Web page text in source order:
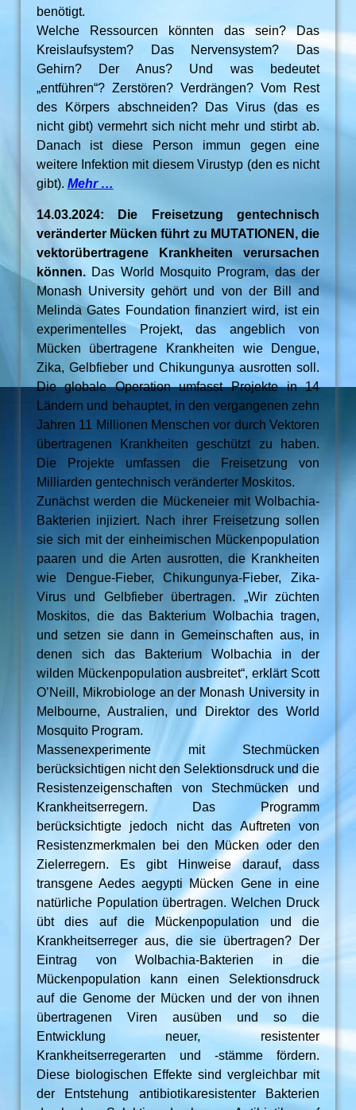
benötigt.
Welche Ressourcen könnten das sein? Das
Kreislaufsystem? Das Nervensystem? Das
Gehirn? Der Anus? Und was bedeutet
„entführen“? Zerstören? Verdrängen? Vom Rest
des Körpers abschneiden? Das Virus (das es
nicht gibt) vermehrt sich nicht mehr und stirbt ab.
Danach ist diese Person immun gegen eine
weitere Infektion mit diesem Virustyp (den es nicht
gibt). Mehr …
14.03.2024: Die Freisetzung gentechnisch
veränderter Mücken führt zu MUTATIONEN, die
vektorübertragene Krankheiten verursachen
können. Das World Mosquito Program, das der
Monash University gehört und von der Bill and
Melinda Gates Foundation finanziert wird, ist ein
experimentelles Projekt, das angeblich von
Mücken übertragene Krankheiten wie Dengue,
Zika, Gelbfieber und Chikungunya ausrotten soll.
Die globale Operation umfasst Projekte in 14
Ländern und behauptet, in den vergangenen zehn
Jahren 11 Millionen Menschen vor durch Vektoren
übertragenen Krankheiten geschützt zu haben.
Die Projekte umfassen die Freisetzung von
Milliarden gentechnisch veränderter Moskitos.
Zunächst werden die Mückeneier mit Wolbachia-
Bakterien injiziert. Nach ihrer Freisetzung sollen
sie sich mit der einheimischen Mückenpopulation
paaren und die Arten ausrotten, die Krankheiten
wie Dengue-Fieber, Chikungunya-Fieber, Zika-
Virus und Gelbfieber übertragen. „Wir züchten
Moskitos, die das Bakterium Wolbachia tragen,
und setzen sie dann in Gemeinschaften aus, in
denen sich das Bakterium Wolbachia in der
wilden Mückenpopulation ausbreitet“, erklärt Scott
O’Neill, Mikrobiologe an der Monash University in
Melbourne, Australien, und Direktor des World
Mosquito Program.
Massenexperimente mit Stechmücken
berücksichtigen nicht den Selektionsdruck und die
Resistenzeigenschaften von Stechmücken und
Krankheitserregern. Das Programm
berücksichtigte jedoch nicht das Auftreten von
Resistenzmerkmalen bei den Mücken oder den
Zielerregern. Es gibt Hinweise darauf, dass
transgene Aedes aegypti Mücken Gene in eine
natürliche Population übertragen. Welchen Druck
übt dies auf die Mückenpopulation und die
Krankheitserreger aus, die sie übertragen? Der
Eintrag von Wolbachia-Bakterien in die
Mückenpopulation kann einen Selektionsdruck
auf die Genome der Mücken und der von ihnen
übertragenen Viren ausüben und so die
Entwicklung neuer, resistenter
Krankheitserregerarten und -stämme fördern.
Diese biologischen Effekte sind vergleichbar mit
der Entstehung antibiotikaresistenter Bakterien